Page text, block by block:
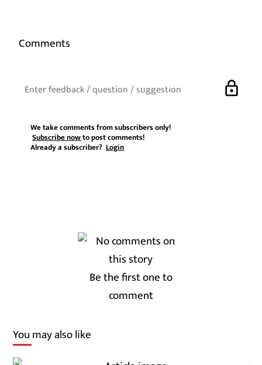
Comments
lock
We take comments from subscribers only!
Subscribe nowto post comments!
Already a subscriber?Login
Be the first one to
comment
You may also like